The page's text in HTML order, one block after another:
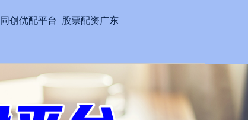
同创优配平台 股票配资广东